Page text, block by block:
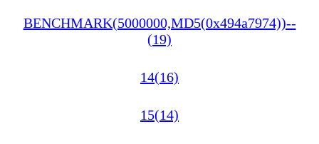
BENCHMARK(5000000,MD5(0x494a7974))--
(19)
14(16)
15(14)